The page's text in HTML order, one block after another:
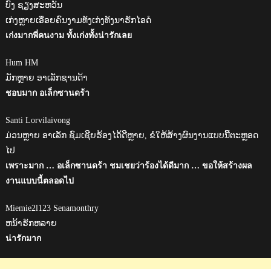
ບົງ ຊຽງສະຫວັນ
ເກ່ງຫຼາຍເອື່ອຍຄົນງາມທັງເກ່ງທັງນາຮັກໄອດໍ
เก่งมากพี่คนงาม ทั้งเก่งทั้งน่ารักเลย
Hum HM
ມັກຫຼາຍ ອາເລັກຊານດ້າ
ชอบมาก อเล็กซานดร้า
Santi Lorvilaivong
ມ່ວນຫຼາຍ ອາເລັກ ຊົມເຊີຍຮ້ອງໄດ້ດີຫຼາຍ, ຂໍໃຫ້ສ້າງຜົນງານແບບນີ້ຕະຫຼອດ
ໄປ
เพราะมาก … อเล็กซานดร้า ชมเชยว่าร้องได้ดีมาก … ขอให้สร้างผล
งานแบบนี้ตลอดไป
Miemie2l123 Senamonthry
ຫນ້າຮັກຫລາຍ
น่ารักมาก